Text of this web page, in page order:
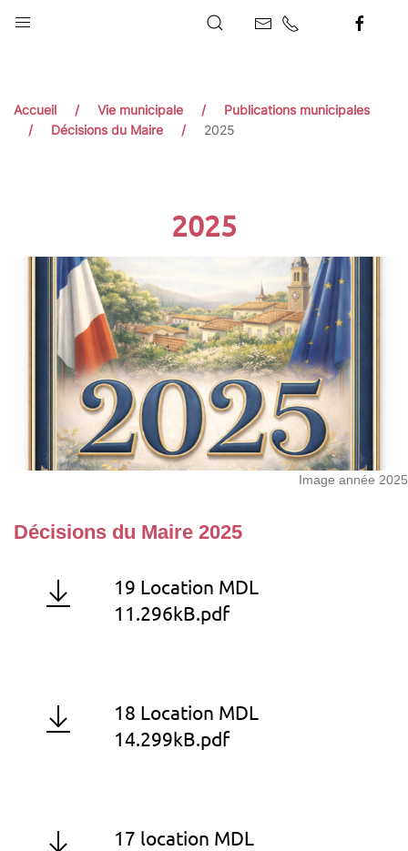
Accueil Vie municipale
Publications municipales
Décisions du Maire
2025
2025
Image année 2025
Décisions du Maire 2025
19 Location MDL
11.296kB.pdf
18 Location MDL
14.299kB.pdf
17 location MDL